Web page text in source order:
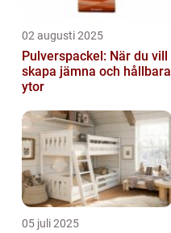
02 augusti 2025
Pulverspackel: När du vill
skapa jämna och hållbara
ytor
05 juli 2025